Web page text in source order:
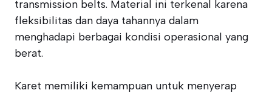
transmission belts. Material ini terkenal karena
fleksibilitas dan daya tahannya dalam
menghadapi berbagai kondisi operasional yang
berat.
Karet memiliki kemampuan untuk menyerap